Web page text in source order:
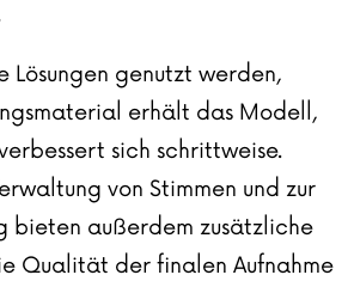
Lösungen genutzt werden,
erhält das Modell,
sich schrittweise.
von Stimmen und zur
bieten außerdem zusätzliche
Qualität der finalen Aufnahme